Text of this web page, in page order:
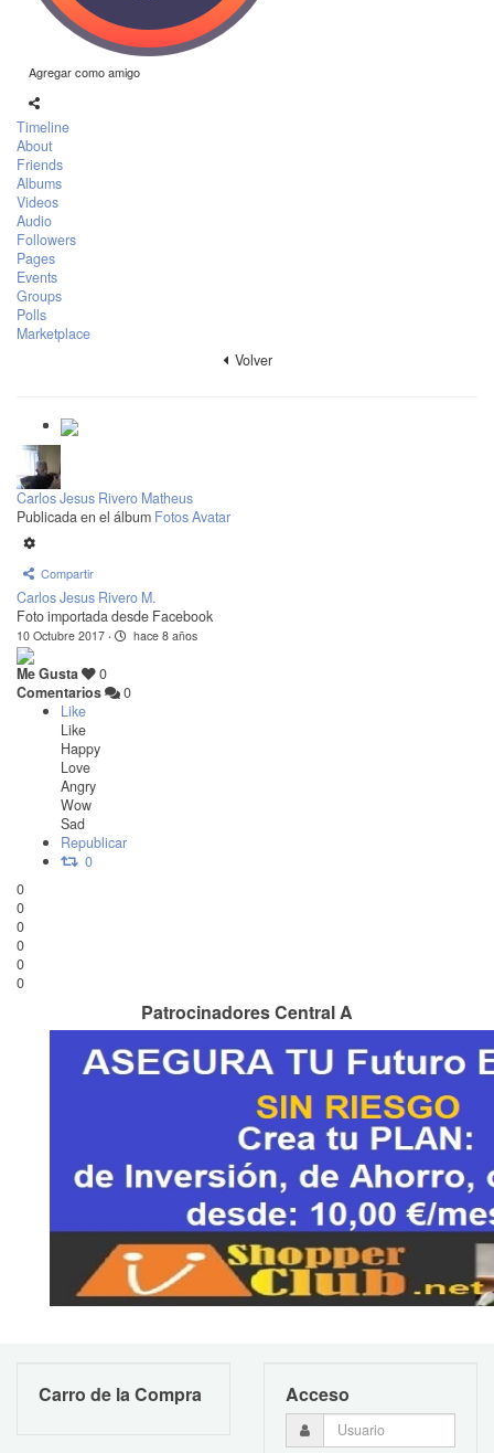
Agregar como amigo
Timeline
About
Friends
Albums
Videos
Audio
Followers
Pages
Events
Groups
Polls
Marketplace
Volver
Carlos Jesus Rivero Matheus
Publicada en el álbum Fotos Avatar
Compartir
Carlos Jesus Rivero M.
Foto importada desde Facebook
10 Octubre 2017 · hace 8 años
Me Gusta
0
Comentarios
0
Like
Like
Happy
Love
Angry
Wow
Sad
Republicar
0
0
0
0
0
0
0
Patrocinadores Central A
Carro de la Compra Acceso